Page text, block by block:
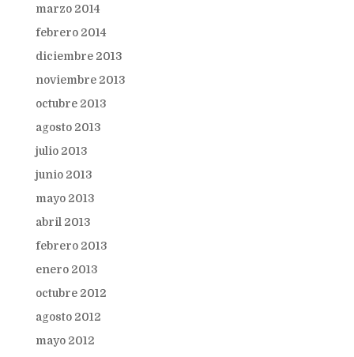
marzo 2014
febrero 2014
diciembre 2013
noviembre 2013
octubre 2013
agosto 2013
julio 2013
junio 2013
mayo 2013
abril 2013
febrero 2013
enero 2013
octubre 2012
agosto 2012
mayo 2012